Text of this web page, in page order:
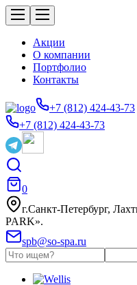
Акции
О компании
Портфолио
Контакты
+7 (812) 424-43-73
+7 (812) 424-43-73
0
г.Санкт-Петербург,
PARK».
spb@so-spa.ru